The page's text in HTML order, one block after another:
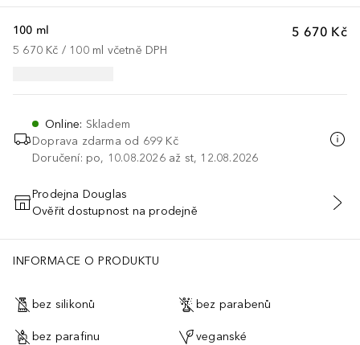
5 670 Kč
100 ml
5 670 Kč / 100 ml včetně DPH
Online: Skladem
Doprava zdarma od 699 Kč
Doručení: po, 10.08.2026 až st, 12.08.2026
PŘIDAT DO KOŠÍKU
Prodejna Douglas
Ověřit dostupnost na prodejně
INFORMACE O PRODUKTU
bez silikonů bez parabenů
bez parafinu veganské